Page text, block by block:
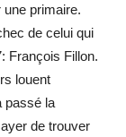
une primaire.
de celui qui
François Fillon.
louent
passé la
de trouver